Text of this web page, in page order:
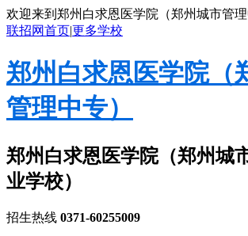
欢迎来到郑州白求恩医学院（郑州城市管理
联招网首页|更多学校
郑州白求恩医学院（
管理中专）
郑州白求恩医学院（郑州城
业学校）
招生热线 0371-60255009